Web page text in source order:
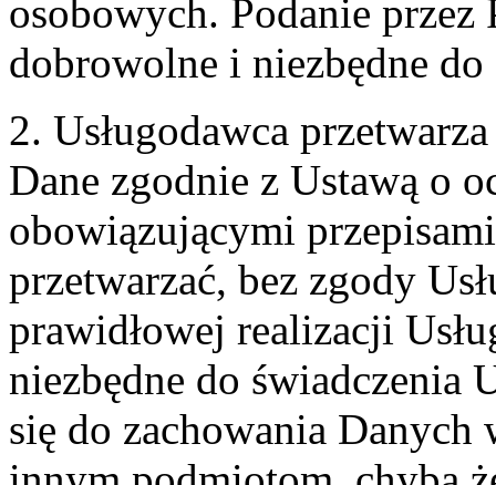
osobowych. Podanie przez
dobrowolne i niezbędne
2. Usługodawca
Dane zgodnie z Ustawą o
obowiązującymi
przetwarzać, bez zgody
prawidłowej realizacji
niezbędne do świadczenia
się do zachowania